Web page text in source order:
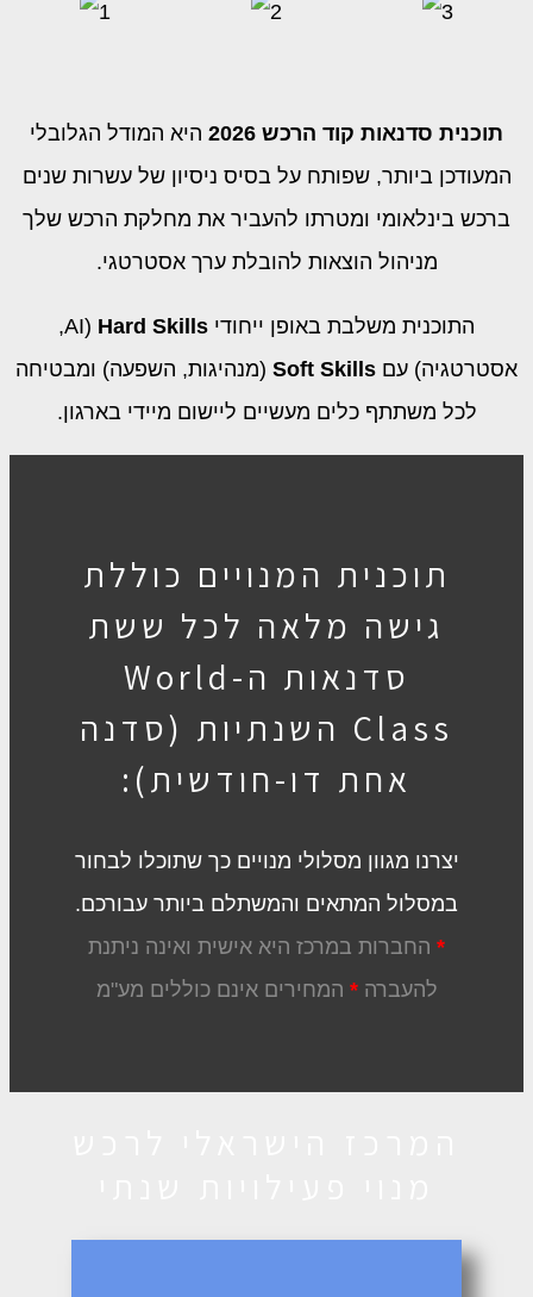
תוכנית סדנאות קוד הרכש 2026
היא המודל הגלובלי
המעודכן ביותר, שפותח על בסיס ניסיון של עשרות שנים
ברכש בינלאומי ומטרתו להעביר את מחלקת הרכש שלך
מניהול הוצאות להובלת ערך אסטרטגי.
התוכנית משלבת באופן ייחודי Hard Skills
(AI,
אסטרטגיה) עם Soft Skills (מנהיגות, השפעה) ומבטיחה
לכל משתתף כלים מעשיים ליישום מיידי בארגון.
תוכנית המנויים כוללת
גישה מלאה לכל ששת
סדנאות ה-World
Class השנתיות (סדנה
אחת דו-חודשית):
יצרנו מגוון מסלולי מנויים כך שתוכלו לבחור
במסלול המתאים והמשתלם ביותר עבורכם.
* החברות במרכז היא אישית ואינה ניתנת
להעברה * המחירים אינם כוללים מע"מ